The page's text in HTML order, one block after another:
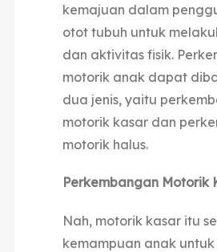
kemajuan dalam
otot tubuh untuk
dan aktivitas fisik.
motorik anak dapat
dua jenis, yaitu
motorik kasar dan
motorik halus.
Perkembangan Motorik
Nah, motorik kasar itu
kemampuan anak